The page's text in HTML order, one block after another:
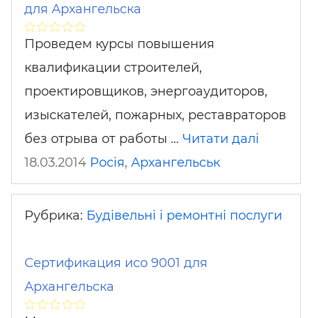
для Архангельска
Проведем курсы повышения
квалификации строителей,
проектировщиков, энергоаудиторов,
изыскателей, пожарных, реставраторов
без отрыва от работы … Читати далі
18.03.2014 Росія, Архангельськ
Рубрика: Будівельні і ремонтні послуги
Сертификация исо 9001 для
Архангельска